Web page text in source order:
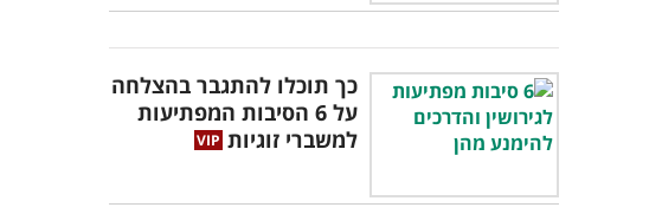
כך תוכלו להתגבר בהצלחה
על 6 הסיבות המפתיעות
למשברי זוגיות